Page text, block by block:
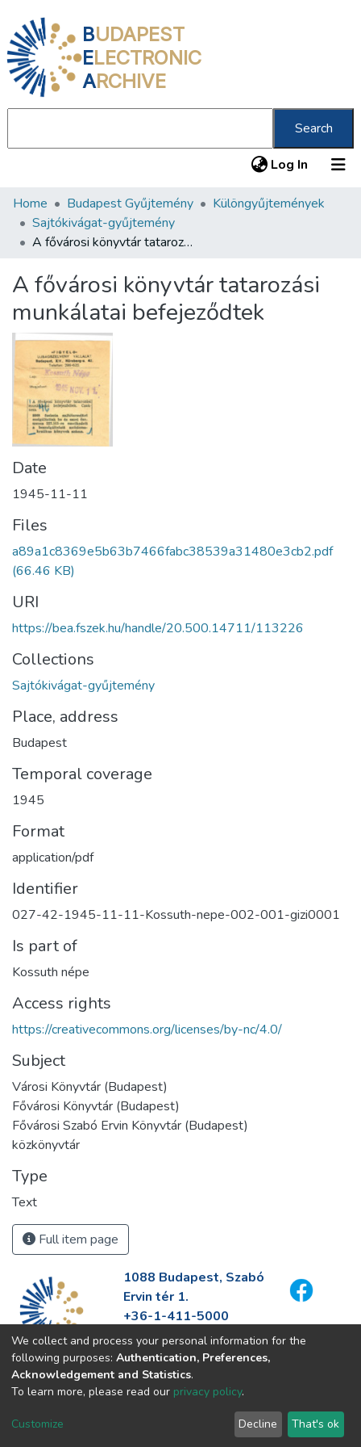
BUDAPEST
ELECTRONIC
ARCHIVE
Search
Log In (current)
Communities & Collections
All of DSpace
About us
Home Budapest Gyűjtemény
Különgyűjtemények
Sajtókivágat-gyűjtemény
A fővárosi könyvtár tatarozási munkálatai befejeződtek
A fővárosi könyvtár tatarozási
munkálatai befejeződtek
Date
1945-11-11
Files
a89a1c8369e5b63b7466fabc38539a31480e3cb2.pdf
(66.46 KB)
URI
https://bea.fszek.hu/handle/20.500.14711/113226
Collections
Sajtókivágat-gyűjtemény
Place, address
Budapest
Temporal coverage
1945
Format
application/pdf
Identifier
027-42-1945-11-11-Kossuth-nepe-002-001-gizi0001
Is part of
Kossuth népe
Access rights
https://creativecommons.org/licenses/by-nc/4.0/
Subject
Városi Könyvtár (Budapest)
Fővárosi Könyvtár (Budapest)
Fővárosi Szabó Ervin Könyvtár (Budapest)
közkönyvtár
Type
Text
Full item page
1088 Budapest, Szabó
Ervin tér 1.
+36-1-411-5000
info@fszek.hu
https://fszek.hu
We collect and process your personal information for the
following purposes: Authentication, Preferences,
Acknowledgement and Statistics.
To learn more, please read our privacy policy.
Customize Decline That's ok